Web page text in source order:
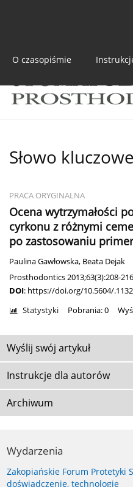
O czasopiśmie
Słowo kluczowe
PRACA ORYGINALNA
Ocena wytrzymałości
cyrkonu z różnymi
po zastosowaniu
Paulina Gawłowska, Beata Dejak
Prosthodontics 2013;63(3):208-216
DOI: https://doi.org/10.5604/
Statystyki Pobrania: 0
Wyślij swój artykuł
Instrukcje dla autorów
Archiwum
Wydarzenia
Zakopiańskie Forum Protetyki
doświadczenie, technologie